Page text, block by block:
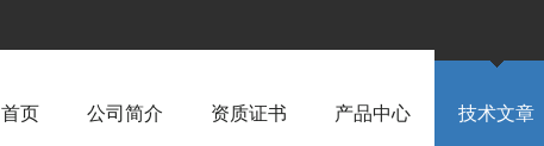
首页 公司简介 资质证书 产品中心 技术文章